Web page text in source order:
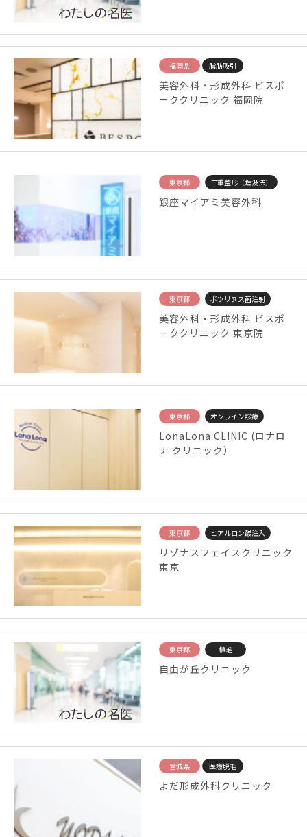
福岡県 脂肪吸引
美容外科・形成外科 ビスポ
ーククリニック 福岡院
東京都 二重整形（埋没法）
銀座マイアミ美容外科
東京都 ボツリヌス菌注射
美容外科・形成外科 ビスポ
ーククリニック 東京院
東京都 オンライン診療
LonaLona CLINIC (ロナロ
ナ クリニック）
東京都 ヒアルロン酸注入
リゾナスフェイスクリニック
東京
東京都 植毛
自由が丘クリニック
宮城県 医療脱毛
よだ形成外科クリニック